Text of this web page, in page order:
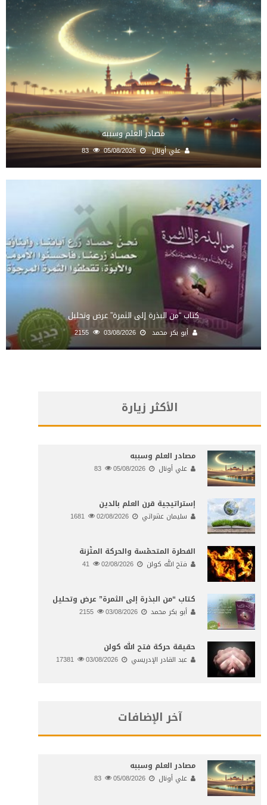
مصادر العلم وسببه
علي أونال 05/08/2026
83
كتاب “من البذرة إلى الثمرة” عرض وتحليل
أبو بكر محمد 03/08/2026
2155
الأكثر زيارة
مصادر العلم وسببه
علي أونال 05/08/2026
إستراتيجية قرن العلم بالدين
سليمان عشراتي 02/08/2026
الفطرة المتحمّسة والحركة المتّزنة
فتح الله كولن 02/08/2026
كتاب “من البذرة إلى الثمرة” عرض وتحليل
أبو بكر محمد 03/08/2026
حقيقة حركة فتح الله كولن
عبد القادر الإدريسي 03/08/2026
آخر الإضافات
مصادر العلم وسببه
علي أونال 05/08/2026